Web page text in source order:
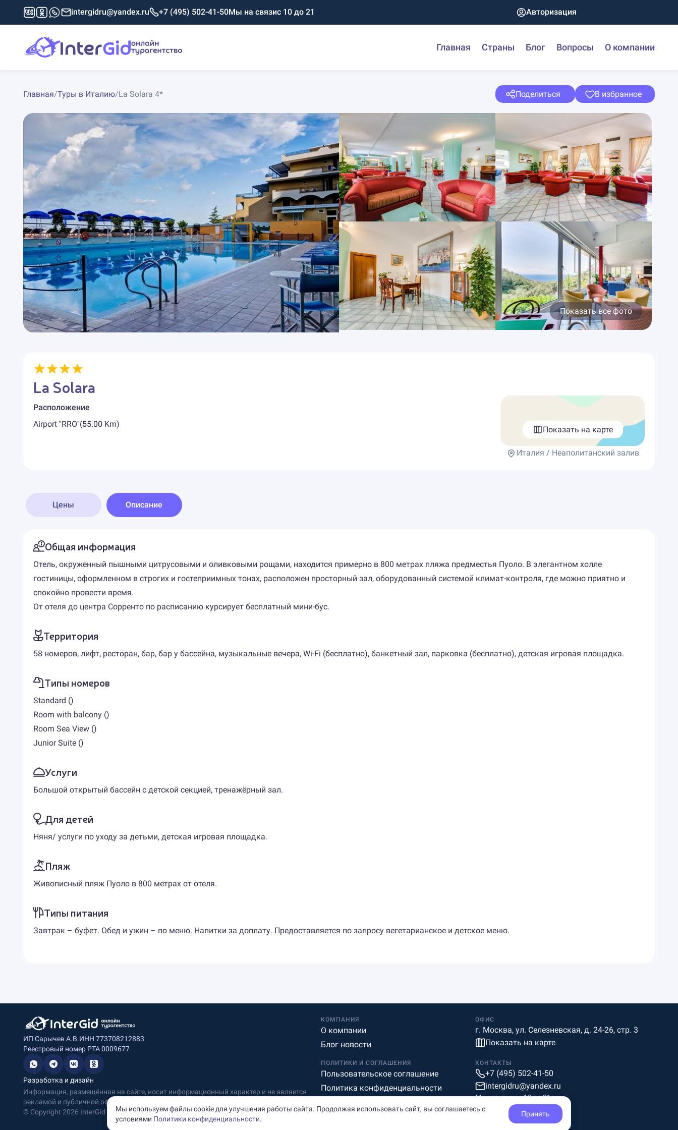
intergidru@yandex.ru +7 (495) 502-41-50Мы на связис 10 до 21 Авторизация
Главная Страны Блог Вопросы О компании
Главная/Туры в Италию/La Solara 4* Поделиться В избранное
Показать все фото
La Solara
Расположение
Airport ''RRO''(55.00 Km)
Показать на карте
Италия / Неаполитанский залив
Цены Описание
Общая информация
Отель, окруженный пышными цитрусовыми и оливковыми рощами, находится примерно в 800 метрах пляжа предместья Пуоло. В элегантном холле
гостиницы, оформленном в строгих и гостеприимных тонах, расположен просторный зал, оборудованный системой климат-контроля, где можно приятно и
спокойно провести время.
От отеля до центра Сорренто по расписанию курсирует бесплатный мини-бус.
Территория
58 номеров, лифт, ресторан, бар, бар у бассейна, музыкальные вечера, Wi-Fi (бесплатно), банкетный зал, парковка (бесплатно), детская игровая площадка.
Типы номеров
Standard ()
Room with balcony ()
Room Sea View ()
Junior Suite ()
Услуги
Большой открытый бассейн с детской секцией, тренажёрный зал.
Для детей
Няня/ услуги по уходу за детьми, детская игровая площадка.
Пляж
Живописный пляж Пуоло в 800 метрах от отеля.
Типы питания
Завтрак – буфет. Обед и ужин – по меню. Напитки за доплату. Предоставляется по запросу вегетарианское и детское меню.
ИП Сарычев А.В.ИНН 773708212883
Реестровый номер РТА 0009677
Разработка и дизайн
Информация, размещённая на сайте, носит информационный характер и не является
рекламой и публичной офертой.
© Copyright 2026 InterGid Все права защищены.
КОМПАНИЯ
О компании
Блог новости
ОФИС
г. Москва, ул. Селезневская, д. 24-26, стр. 3
Показать на карте
ПОЛИТИКИ И СОГЛАШЕНИЯ
Пользовательское соглашение
Политика конфиденциальности
КОНТАКТЫ
+7 (495) 502-41-50
intergidru@yandex.ru
Мы на связи c 10 до 21
Мы используем файлы cookie для улучшения работы сайта. Продолжая использовать сайт, вы соглашаетесь с
условиями Политики конфиденциальности.
Принять